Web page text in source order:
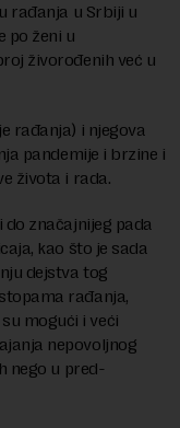
rađanja u Srbiji u
po ženi u
živorođenih već u
rađanja) i njegova
pandemije i brzine i
života i rada.
do značajnijeg pada
kao što je sada
dejstva tog
rađanja,
mogući i veći
nepovoljnog
nego u pred-